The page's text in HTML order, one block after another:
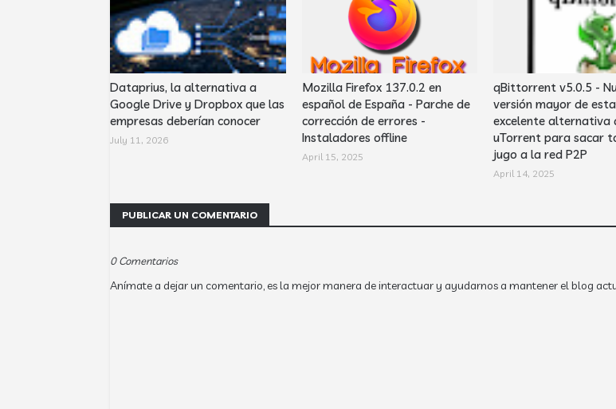
Dataprius, la alternativa a
Google Drive y Dropbox que las
empresas deberían conocer
July 11, 2026
Mozilla Firefox 137.0.2 en
español de España - Parche de
corrección de errores -
Instaladores offline
April 15, 2025
qBittorrent v5.0.5 -
versión mayor de esta
excelente alternativa
uTorrent para sacar
jugo a la red P2P
April 14, 2025
PUBLICAR UN COMENTARIO
0 Comentarios
Anímate a dejar un comentario, es la mejor manera de interactuar y ayudarnos a mantener el blog